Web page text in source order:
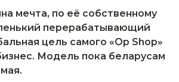
мечта, по её собственному
перерабатывающий
цель самого «Op Shop»
Модель пока беларусам